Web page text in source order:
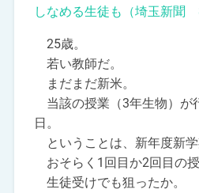
しなめる生徒も（埼玉新聞
25歳。
若い教師だ。
まだまだ新米。
当該の授業（3年生物）が
日。
ということは、新年度新学
おそらく1回目か2回目の授
生徒受けでも狙ったか。